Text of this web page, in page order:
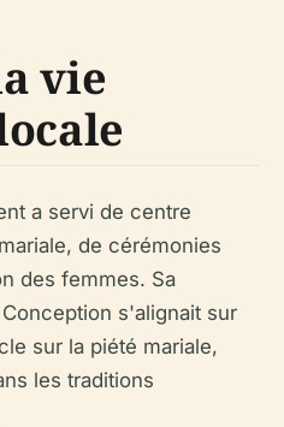
vie
a servi de centre
de cérémonies
des femmes. Sa
s'alignait sur
sur la piété mariale,
les traditions